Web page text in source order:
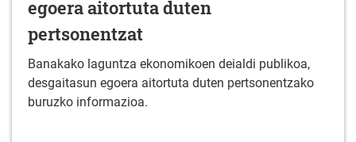
egoera aitortuta duten
pertsonentzat
Banakako laguntza ekonomikoen deialdi publikoa,
desgaitasun egoera aitortuta duten pertsonentzako
buruzko informazioa.